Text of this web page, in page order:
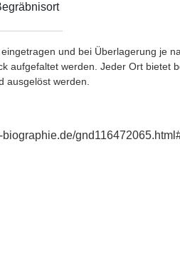
und bei Überlagerung je
aufgefaltet werden. Jeder Ort bietet
ausgelöst werden.